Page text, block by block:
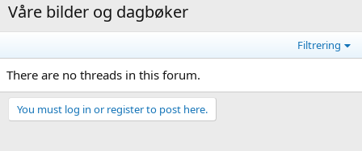
Våre bilder og dagbøker
Filtrering
There are no threads in this forum.
You must log in or register to post here.